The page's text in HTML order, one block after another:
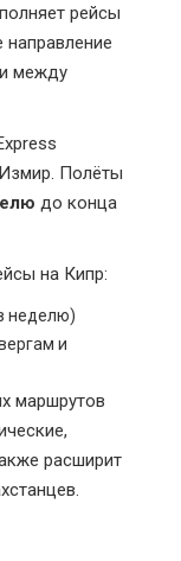
рейсы
между
Полёты
до конца
на Кипр:
неделю)
и
маршрутов
расширит